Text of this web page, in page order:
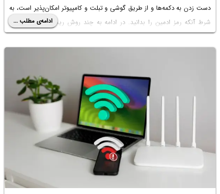
دست زدن به دکمه‌ها و از طریق گوشی و تبلت و کامپیوتر امکان‌پذیر است، به
شرط آنکه رمز ادمین را بدانید. در ادامه به چند روش ریستارت کردن مودم
می‌پردازیم.
ادامه‌ی مطلب ...